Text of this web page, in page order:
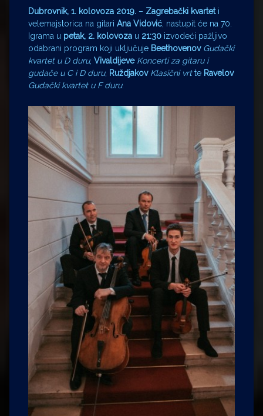
Dubrovnik, 1. kolovoza 2019. – Zagrebački kvarteti
velemajstorica na gitari Ana Vidović, nastupit će na 70.
Igrama u petak, 2. kolovoza u 21:30 izvodeći pažljivo
odabrani program koji uključuje Beethovenov Gudački
kvartet u D duru, Vivaldijeve Koncerti za gitaru i
gudače u C i D duru, Ruždjakov Klasični vrtte Ravelov
Gudački kvartet u F duru.